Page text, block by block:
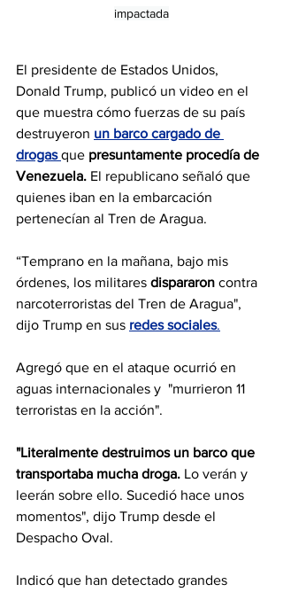
impactada
El presidente de Estados Unidos,
Donald Trump, publicó un video en el
que muestra cómo fuerzas de su país
destruyeron un barco cargado de
drogas que presuntamente procedía de
Venezuela. El republicano señaló que
quienes iban en la embarcación
pertenecían al Tren de Aragua.
“Temprano en la mañana, bajo mis
órdenes, los militares dispararon contra
narcoterroristas del Tren de Aragua",
dijo Trump en sus redes sociales.
Agregó que en el ataque ocurrió en
aguas internacionales y  "murrieron 11
terroristas en la acción".
"Literalmente destruimos un barco que
transportaba mucha droga. Lo verán y
leerán sobre ello. Sucedió hace unos
momentos", dijo Trump desde el
Despacho Oval.
Indicó que han detectado grandes